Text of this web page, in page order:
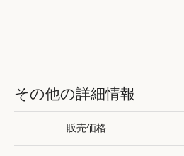
その他の詳細情報
販売価格